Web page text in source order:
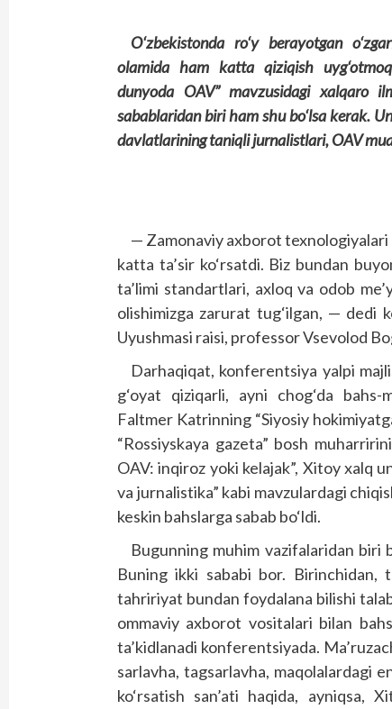
O‘zbekistonda ro‘y berayotgan
olamida ham katta qiziqish
dunyoda OAV” mavzusidagi xalqaro
sabablaridan biri ham shu bo‘lsa kerak.
davlatlarining taniqli jurnalistlari, OAV
— Zamonaviy axborot texnologiyalari
katta ta’sir ko‘rsatdi. Biz bundan
ta’limi standartlari, axloq va odob
olishimizga zarurat tug‘ilgan, — dedi
Uyushmasi raisi, professor Vsevolod
Darhaqiqat, konferentsiya yalpi
g‘oyat qiziqarli, ayni chog‘da
Faltmer Katrinning “Siyosiy
“Rossiyskaya gazeta” bosh
OAV: inqiroz yoki kelajak”, Xitoy xalq
va jurnalistika” kabi mavzulardagi
keskin bahslarga sabab bo‘ldi.
Bugunning muhim vazifalaridan biri
Buning ikki sababi bor. Birinchidan,
tahririyat bundan foydalana bilishi
ommaviy axborot vositalari bilan
ta’kidlanadi konferentsiyada.
sarlavha, tagsarlavha, maqolalardagi
ko‘rsatish san’ati haqida,